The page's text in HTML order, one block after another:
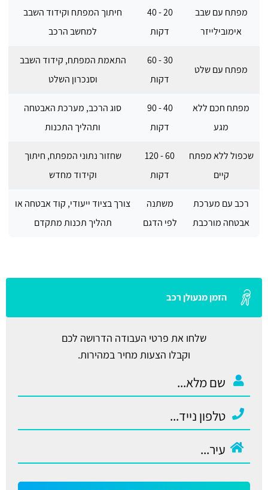
מפתח עם שבב
אימובילייזר
20 - 40
דקות
חיתוך המפתח וקידוד השבב
למחשב הרכב
מפתח עם שלט
30 - 60
דקות
התאמת המפתח, קידוד השבב
וסנכרון השלט
מפתח חכם ללא
מגע
40 - 90
דקות
סוג הרכב, מערכת האבטחה
ותהליך התכנות
שכפול ללא מפתח
קיים
60 - 120
דקות
שחזור נתוני המפתח, חיתוך
וקידוד מחדש
רכב עם מערכת
אבטחה מורכבת
משתנה
לפי הדגם
צורך בציוד ייעודי, קוד אבטחה או
תהליך תכנות מתקדם
הזמן מנעולן רכב
שלחו את פרטי העבודה הדרושה לכם
וקבלו הצעות מחיר במהירות.